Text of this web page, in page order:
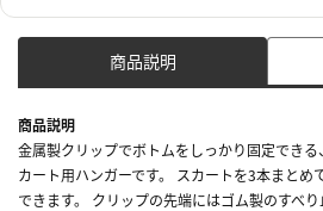
商品説明
商品説明
金属製クリップでボトムをしっかり固定でき
カート用ハンガーです。 スカートを3本まとめ
できます。 クリップの先端にはゴム製のすべ